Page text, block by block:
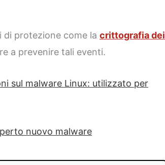
di protezione come lacrittografia dei
a prevenire tali eventi.
sul malware Linux: utilizzato per
nuovo malware